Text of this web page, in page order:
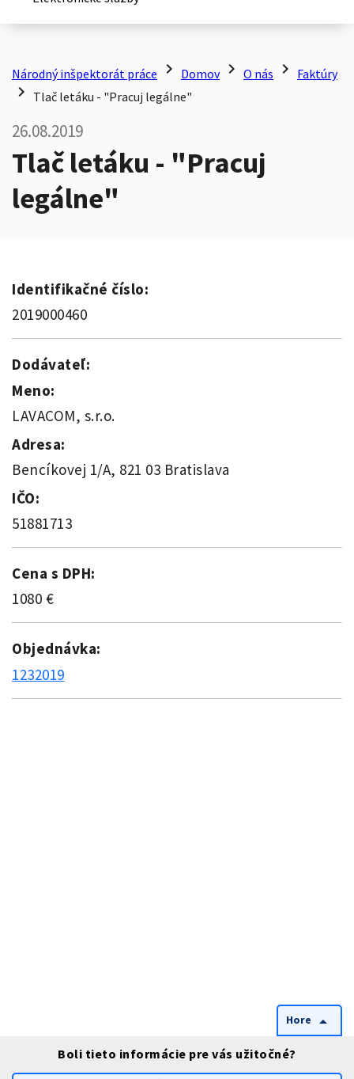
Národný inšpektorát práce chevron_right Domov chevron_right O nás chevron_right Faktúry
chevron_right Tlač letáku - "Pracuj legálne"
26.08.2019
Tlač letáku - "Pracuj
legálne"
Identifikačné číslo:
2019000460
Dodávateľ:
Meno:
LAVACOM, s.r.o.
Adresa:
Bencíkovej 1/A, 821 03 Bratislava
IČO:
51881713
Cena s DPH:
1080 €
Objednávka:
1232019
Hore arrow_drop_up
Boli tieto informácie pre vás užitočné?